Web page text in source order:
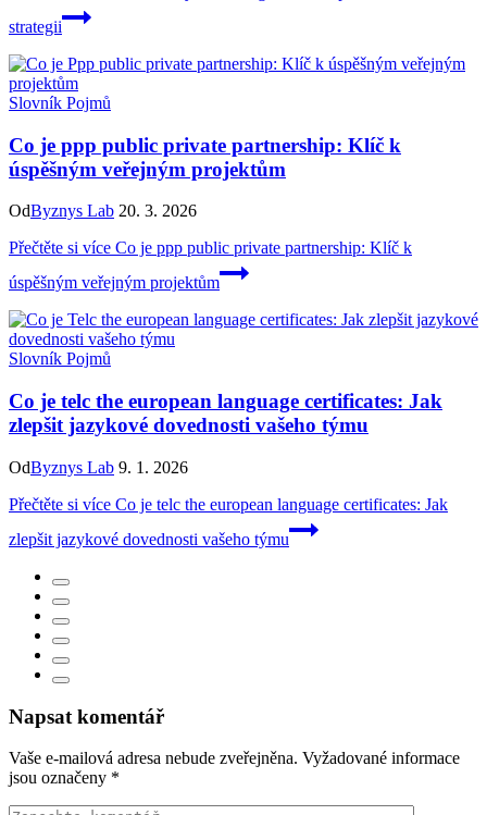
strategii
Slovník Pojmů
Co je ppp public private partnership: Klíč k
úspěšným veřejným projektům
OdByznys Lab 20. 3. 2026
Přečtěte si více Co je ppp public private partnership: Klíč k
úspěšným veřejným projektům
Slovník Pojmů
Co je telc the european language certificates: Jak
zlepšit jazykové dovednosti vašeho týmu
OdByznys Lab 9. 1. 2026
Přečtěte si více Co je telc the european language certificates: Jak
zlepšit jazykové dovednosti vašeho týmu
Napsat komentář
Vaše e-mailová adresa nebude zveřejněna. Vyžadované informace
jsou označeny *